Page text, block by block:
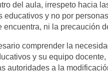
del aula, irrespeto hacia
educativos y no por
encuentra, ni la precaución
comprender la
y su equipo
autoridades a la